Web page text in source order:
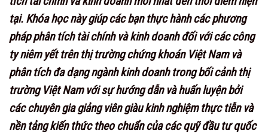
tại. Khóa học này giúp các bạn thực hành các phương
pháp phân tích tài chính và kinh doanh đối với các công
ty niêm yết trên thị trường chứng khoán Việt Nam và
phân tích đa dạng ngành kinh doanh trong bối cảnh thị
trường Việt Nam với sự hướng dẫn và huấn luyện bởi
các chuyên gia giảng viên giàu kinh nghiệm thực tiễn và
nền tảng kiến thức theo chuẩn của các quỹ đầu tư quốc